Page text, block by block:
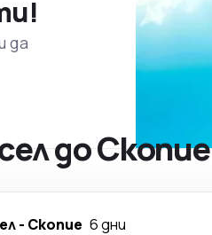
да
до Скопие
- Скопие 6 дни